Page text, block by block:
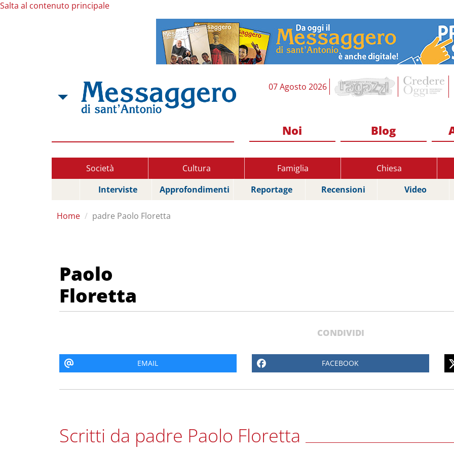
Salta al contenuto principale
07 Agosto 2026
Noi Blog
Società Cultura Famiglia
Chiesa
Interviste
Approfondimenti Reportage Recensioni Video
Home padre Paolo Floretta
Paolo
Floretta
CONDIVIDI
EMAIL FACEBOOK
Scritti da padre Paolo Floretta